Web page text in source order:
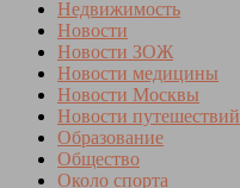
Недвижимость
Новости
Новости ЗОЖ
Новости медицины
Новости Москвы
Новости путешествий
Образование
Общество
Около спорта